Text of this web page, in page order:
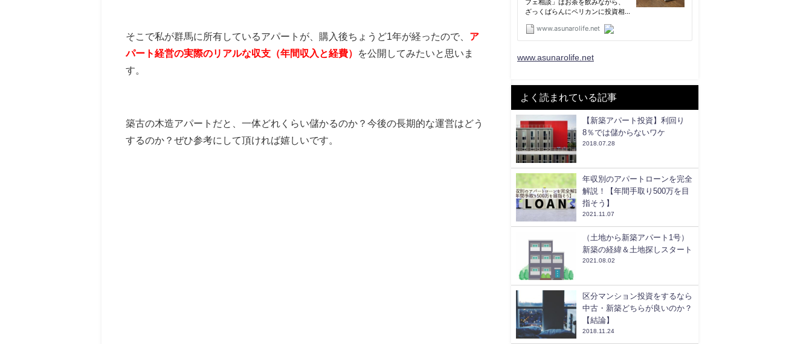
そこで私が群馬に所有しているアパートが、購入後ちょうど1年が経ったので、 ア
パート経営の実際のリアルな収支（年間収入と経費）
を公開してみたいと思いま
す。
築古の木造アパートだと、一体どれくらい儲かるのか？今後の長期的な運営はどう
するのか？ぜひ参考にして頂ければ嬉しいです。
www.asunarolife.net
よく読まれている記事
【新築アパート投資】利回り
8％では儲からないワケ
2018.07.28
年収別のアパートローンを完全
解説！【年間手取り500万を目
指そう】
2021.11.07
（土地から新築アパート1号）
新築の経緯＆土地探しスタート
2021.08.02
区分マンション投資をするなら
中古・新築どちらが良いのか？
【結論】
2018.11.24